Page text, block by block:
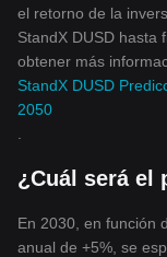
el retorno de la
StandX DUSD hasta
obtener más
StandX DUSD
2050
¿Cuál será el
En 2030, en función
anual de +5%, se